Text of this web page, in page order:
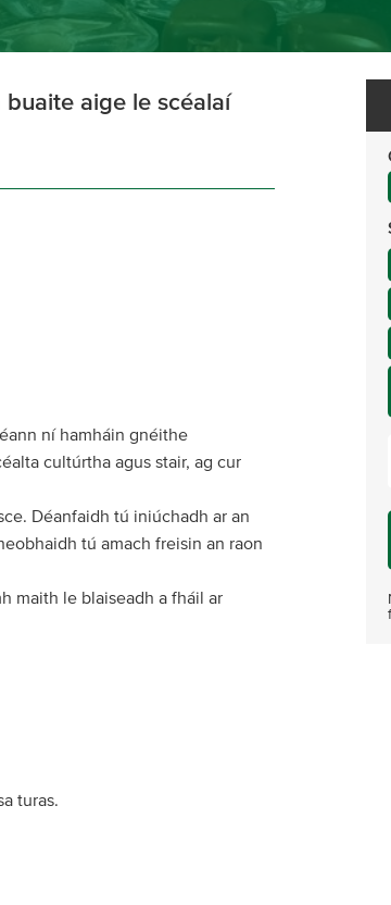
buaite aige le scéalaí
ní hamháin gnéithe
cultúrtha agus stair, ag cur
Déanfaidh tú iniúchadh ar an
tú amach freisin an raon
maith le blaiseadh a fháil ar
turas.